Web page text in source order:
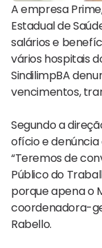
A empresa
Estadual de
salários e
vários hospitais
SindilimpBA
vencimentos,
Segundo a
ofício e
“Teremos de
Público do
porque apena o
coordenadora-
Rabello.